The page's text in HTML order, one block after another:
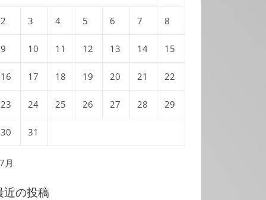
2 3 4 5 6 7 8
9 10 11 12 13 14 15
16 17 18 19 20 21 22
23 24 25 26 27 28 29
30 31
月
近の投稿